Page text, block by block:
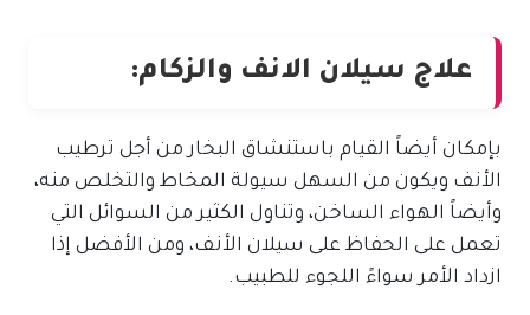
علاج سيلان الانف والزكام:
بإمكان أيضاً القيام باستنشاق البخار من أجل ترطيب
الأنف ويكون من السهل سيولة المخاط والتخلص منه،
وأيضاً الهواء الساخن، وتناول الكثير من السوائل التي
تعمل على الحفاظ على سيلان الأنف، ومن الأفضل إذا
ازداد الأمر سواءً اللجوء للطبيب.